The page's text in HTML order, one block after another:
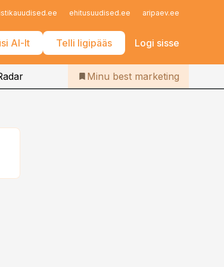
ehitusuudised.ee aripaev.ee
AI-lt Telli ligipääs Logi sisse
Iseteenindus
Telli Bestmarketing
Minu best marketing